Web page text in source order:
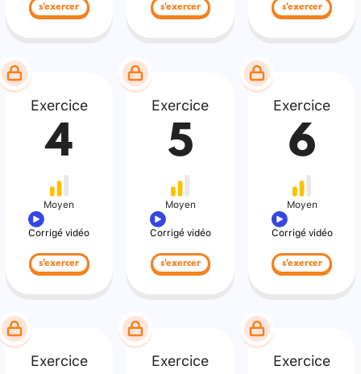
s'exercer s'exercer s'exercer
Exercice
4
Moyen
Corrigé vidéo
s'exercer
Exercice
5
Moyen
Corrigé vidéo
s'exercer
Exercice
6
Moyen
Corrigé vidéo
s'exercer
Exercice Exercice Exercice